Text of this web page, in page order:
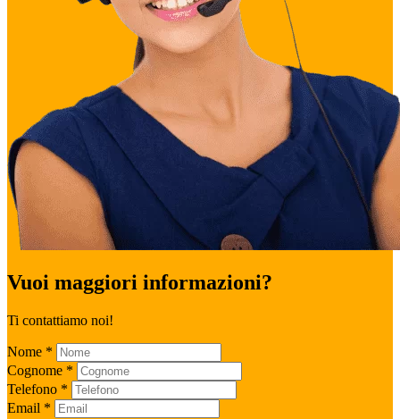
Vuoi maggiori informazioni?
Ti contattiamo noi!
Nome *
Cognome *
Telefono *
Email *